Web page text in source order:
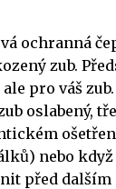
ochranná
zub.
pro váš
oslabený,
nebo když
před